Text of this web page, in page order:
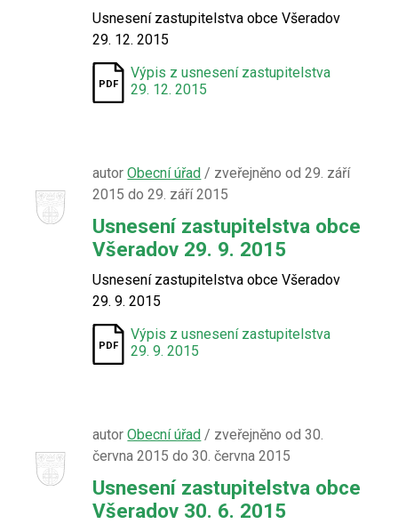
Usnesení zastupitelstva obce Všeradov
29. 12. 2015
Výpis z usnesení zastupitelstva
29. 12. 2015
autorObecní úřad / zveřejněno od 29. září
2015 do 29. září 2015
Usnesení zastupitelstva obce
Všeradov 29. 9. 2015
Usnesení zastupitelstva obce Všeradov
29. 9. 2015
Výpis z usnesení zastupitelstva
29. 9. 2015
autorObecní úřad / zveřejněno od 30.
června 2015 do 30. června 2015
Usnesení zastupitelstva obce
Všeradov 30. 6. 2015